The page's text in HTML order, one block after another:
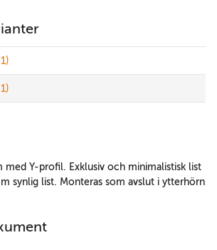
med Y-profil. Exklusiv och minimalistisk list
synlig list. Monteras som avslut i ytterhörn